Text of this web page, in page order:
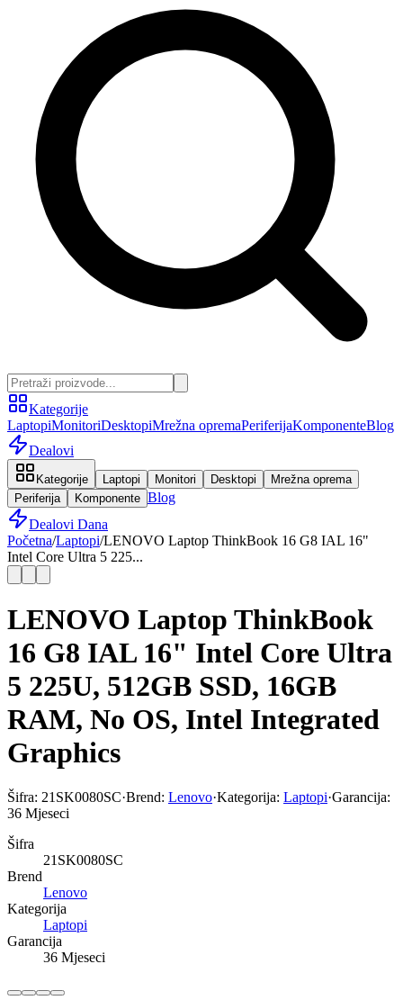
Kategorije
LaptopiMonitoriDesktopiMrežna opremaPeriferijaKomponenteBlog
Dealovi
Kategorije Laptopi Monitori Desktopi
Mrežna oprema
Periferija
Komponente Blog
Dealovi Dana
Početna/Laptopi/LENOVO Laptop ThinkBook 16 G8 IAL 16"
Intel Core Ultra 5 225...
LENOVO Laptop ThinkBook
16 G8 IAL 16" Intel Core Ultra
5 225U, 512GB SSD, 16GB
RAM, No OS, Intel Integrated
Graphics
Šifra: 21SK0080SC·Brend: Lenovo·Kategorija: Laptopi·Garancija:
36 Mjeseci
Šifra
21SK0080SC
Brend
Lenovo
Kategorija
Laptopi
Garancija
36 Mjeseci